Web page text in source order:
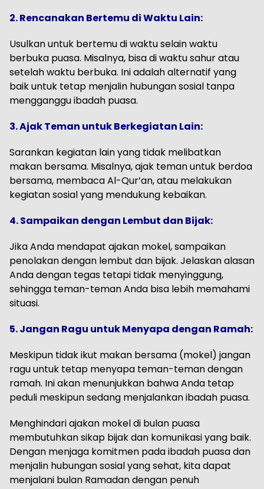
2. Rencanakan Bertemu di Waktu Lain:
Usulkan untuk bertemu di waktu selain waktu
berbuka puasa. Misalnya, bisa di waktu sahur atau
setelah waktu berbuka. Ini adalah alternatif yang
baik untuk tetap menjalin hubungan sosial tanpa
mengganggu ibadah puasa.
3. Ajak Teman untuk Berkegiatan Lain:
Sarankan kegiatan lain yang tidak melibatkan
makan bersama. Misalnya, ajak teman untuk berdoa
bersama, membaca Al-Qur’an, atau melakukan
kegiatan sosial yang mendukung kebaikan.
4. Sampaikan dengan Lembut dan Bijak:
Jika Anda mendapat ajakan mokel, sampaikan
penolakan dengan lembut dan bijak. Jelaskan alasan
Anda dengan tegas tetapi tidak menyinggung,
sehingga teman-teman Anda bisa lebih memahami
situasi.
5. Jangan Ragu untuk Menyapa dengan Ramah:
Meskipun tidak ikut makan bersama (mokel) jangan
ragu untuk tetap menyapa teman-teman dengan
ramah. Ini akan menunjukkan bahwa Anda tetap
peduli meskipun sedang menjalankan ibadah puasa.
Menghindari ajakan mokel di bulan puasa
membutuhkan sikap bijak dan komunikasi yang baik.
Dengan menjaga komitmen pada ibadah puasa dan
menjalin hubungan sosial yang sehat, kita dapat
menjalani bulan Ramadan dengan penuh